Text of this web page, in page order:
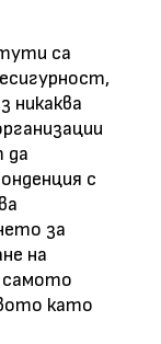
са
никаква
да
с
за
на
самото
като